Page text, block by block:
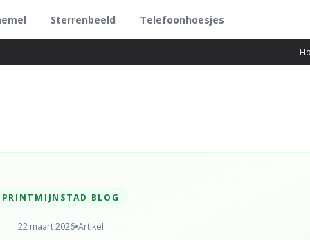
Sterrenbeeld Telefoonhoesjes
PRINTMIJNSTAD BLOG
22 maart 2026•Artikel